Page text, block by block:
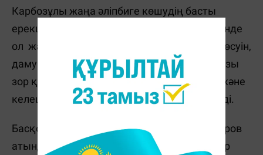
Карбозұлы жаңа әліпбиге көшудің басты
ерекшеліктерін екшеп айтып берді. Өз сөзінде
ол жазу – әрбір xалықтың руxани, мәдени өсуін,
даму деңгейін көрсететін әлеуметтік маңызы
зор құбылыс екендігін, ол өткенді, бүгінді және
келешекті жалғастыратын алтын көпір деді.
Басқосуда топтың белді мүшесі І. Жансүгіров
атындағы ЖМУ-дің оқытушысы, профессор